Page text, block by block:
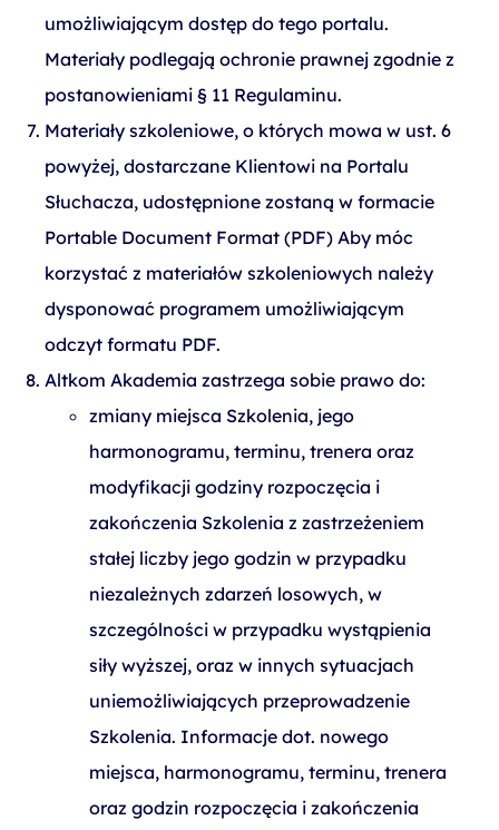
umożliwiającym dostęp do tego portalu.
Materiały podlegają ochronie prawnej zgodnie z
postanowieniami § 11 Regulaminu.
Materiały szkoleniowe, o których mowa w ust. 6
powyżej, dostarczane Klientowi na Portalu
Słuchacza, udostępnione zostaną w formacie
Portable Document Format (PDF) Aby móc
korzystać z materiałów szkoleniowych należy
dysponować programem umożliwiającym
odczyt formatu PDF.
Altkom Akademia zastrzega sobie prawo do:
zmiany miejsca Szkolenia, jego
harmonogramu, terminu, trenera oraz
modyfikacji godziny rozpoczęcia i
zakończenia Szkolenia z zastrzeżeniem
stałej liczby jego godzin w przypadku
niezależnych zdarzeń losowych, w
szczególności w przypadku wystąpienia
siły wyższej, oraz w innych sytuacjach
uniemożliwiających przeprowadzenie
Szkolenia. Informacje dot. nowego
miejsca, harmonogramu, terminu, trenera
oraz godzin rozpoczęcia i zakończenia